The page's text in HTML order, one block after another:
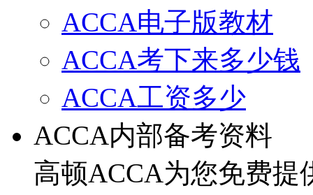
ACCA电子版教材
ACCA考下来多少钱
ACCA工资多少
ACCA内部备考资料
高顿ACCA为您免费提